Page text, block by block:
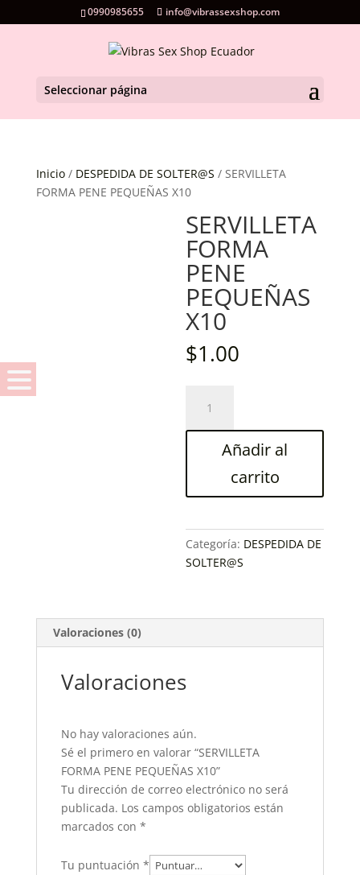
0990985655 info@vibrassexshop.com
Seleccionar página
Inicio/ DESPEDIDA DE SOLTER@S / SERVILLETA
FORMA PENE PEQUEÑAS X10
SERVILLETA
FORMA
PENE
PEQUEÑAS
X10
$1.00
FORMA
PENE
PEQUEÑAS
cantidad
Añadir al
carrito
Categoría: DESPEDIDA DE
SOLTER@S
Valoraciones (0)
Valoraciones
No hay valoraciones aún.
Sé el primero en valorar “SERVILLETA
FORMA PENE PEQUEÑAS X10”
Tu dirección de correo electrónico no será
publicada. Los campos obligatorios están
marcados con *
Tu puntuación *